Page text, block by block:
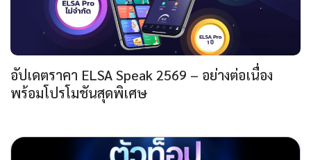
อัปเดตราคา ELSA Speak 2569 – อย่างต่อเนื่อง
พร้อมโปรโมชันสุดพิเศษ